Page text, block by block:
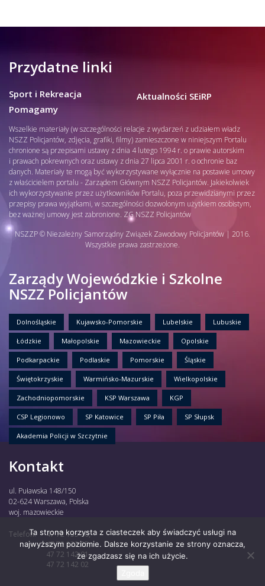
Przydatne linki
Sport i Rekreacja
Pomagamy
Aktualności SEiRP
Wszelkie materiały (w szczególności relacje z wydarzeń z udziałem władz
NSZZ Policjantów, zdjęcia, grafiki, filmy) zamieszczone w niniejszym Portalu
chronione są przepisami ustawy z dnia 4 lutego 1994 r. o prawie autorskim
i prawach pokrewnych oraz ustawy z dnia 27 lipca 2001 r. o ochronie baz
danych. Materiały te mogą być wykorzystywane wyłącznie na postawie umowy
z właścicielem portalu - Zarządem Głównym NSZZ Policjantów. Jakiekolwiek
ich wykorzystywanie przez użytkowników Portalu, poza przewidzianymi przez
przepisy prawa wyjątkami, w szczególności dozwolonym użytkiem osobistym,
bez ważnej umowy jest zabronione. ZG NSZZ Policjantów
NSZZP © Niezależny Samorządny Związek Zawodowy Policjantów | 2016.
Wszystkie prawa zastrzeżone.
Zarządy Wojewódzkie i Szkolne
NSZZ Policjantów
Dolnośląskie Kujawsko-Pomorskie Lubelskie Lubuskie
Łódzkie Małopolskie Mazowieckie Opolskie
Podkarpackie Podlaskie Pomorskie Śląskie
Świętokrzyskie Warmińsko-Mazurskie Wielkopolskie
Zachodniopomorskie KSP Warszawa KGP
CSP Legionowo SP Katowice SP Piła SP Słupsk
Akademia Policji w Szczytnie
Kontakt
ul. Puławska 148/150
02-624 Warszawa, Polska
woj. mazowieckie
Telefon:
47 72 135 30,
47 72 122 85,
47 72 142 01,
47 72 142 02
Ta strona korzysta z ciasteczek aby świadczyć usługi na
najwyższym poziomie. Dalsze korzystanie ze strony oznacza,
że zgadzasz się na ich użycie.